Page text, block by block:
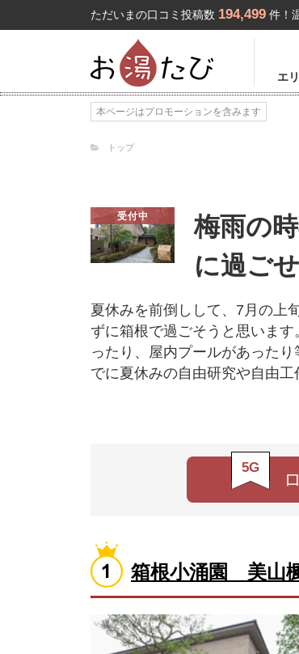
ただいまの口コミ投稿数 194,499 件！
エ
本ページはプロモーションを含みます
トップ
受付中
梅雨の
に過ご
夏休みを前倒しして、7月の上
ずに箱根で過ごそうと思いま
ったり、屋内プールがあった
でに夏休みの自由研究や自由工
5G
箱根小涌園 美山